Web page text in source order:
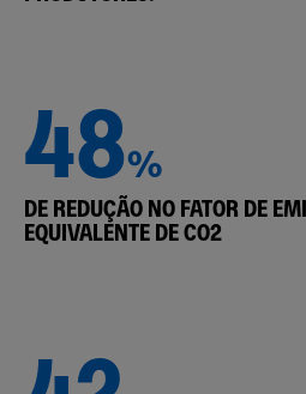
48%
DE REDUÇÃO NO FATOR DE
EQUIVALENTE DE CO2